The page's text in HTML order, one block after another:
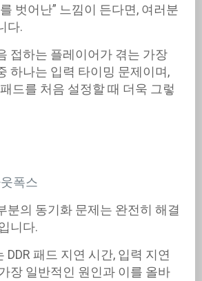
벗어난” 느낌이 든다면, 여러분
다.
접하는 플레이어가 겪는 가장
하나는 입력 타이밍 문제이며,
드를 처음 설정할 때 더욱 그렇
폭스
분의 동기화 문제는 완전히 해결
니다.
DDR 패드 지연 시간, 입력 지연
장 일반적인 원인과 이를 올바